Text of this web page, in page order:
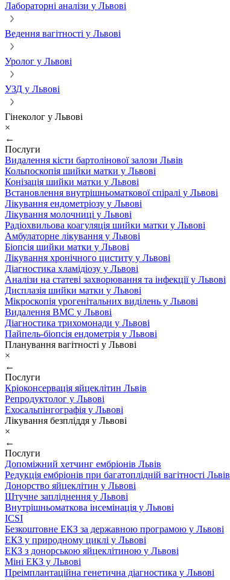
Лабораторні аналізи у Львові
Ведення вагітності у Львові
Уролог у Львові
УЗД у Львові
Гінеколог у Львові
×
←
Послуги
Видалення кісти бартолінової залози Львів
Кольпоскопія шийки матки у Львові
Конізація шийки матки у Львові
Встановлення внутрішньоматкової спіралі у Львові
Лікування ендометріозу у Львові
Лікування молочниці у Львові
Радіохвильова коагуляція шийки матки у Львові
Амбулаторне лікування у Львові
Біопсія шийки матки у Львові
Лікування хронічного циститу у Львові
Діагностика хламідіозу у Львові
Аналізи на статеві захворювання та інфекції у Львові
Дисплазія шийки матки у Львові
Мікроскопія урогенітальних виділень у Львові
Видалення ВМС у Львові
Діагностика трихомонади у Львові
Пайпель-біопсія ендометрія у Львові
Планування вагітності у Львові
×
←
Послуги
Кріоконсервація яйцеклітин Львів
Репродуктолог у Львові
Ехосальпінгографія у Львові
Лікування безпліддя у Львові
×
←
Послуги
Допоміжний хетчинг ембріонів Львів
Редукція ембріонів при багатоплідній вагітності Львів
Донорство яйцеклітин у Львові
Штучне запліднення у Львові
Внутрішньоматкова інсемінація у Львові
ICSI
Безкоштовне ЕКЗ за державною програмою у Львові
ЕКЗ у природному циклі у Львові
ЕКЗ з донорською яйцеклітиною у Львові
Міні ЕКЗ у Львові
Преімплантаційна генетична діагностика у Львові